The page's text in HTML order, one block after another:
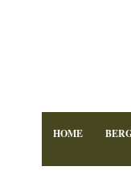
HOME